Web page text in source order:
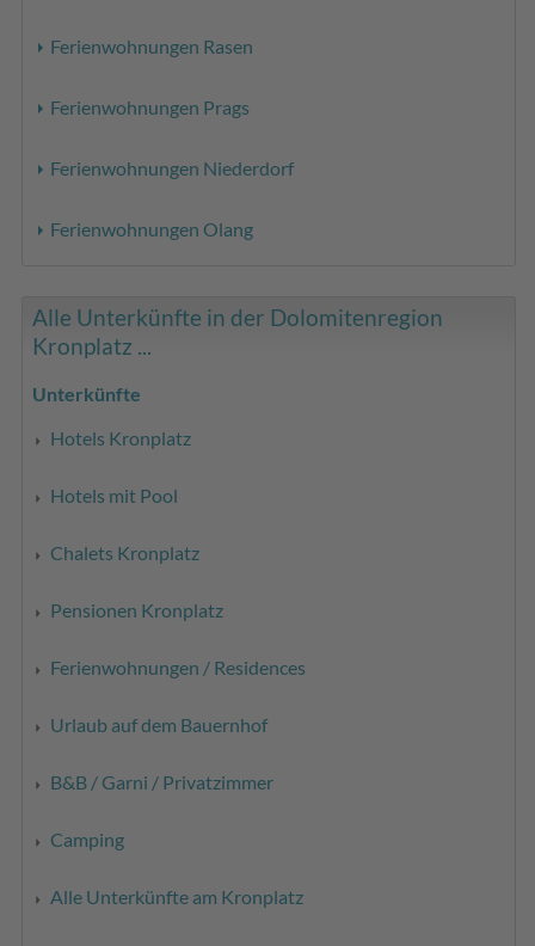
Ferienwohnungen Rasen
Ferienwohnungen Prags
Ferienwohnungen Niederdorf
Ferienwohnungen Olang
Alle Unterkünfte in der Dolomitenregion
Kronplatz ...
Unterkünfte
Hotels Kronplatz
Hotels mit Pool
Chalets Kronplatz
Pensionen Kronplatz
Ferienwohnungen / Residences
Urlaub auf dem Bauernhof
B&B / Garni / Privatzimmer
Camping
Alle Unterkünfte am Kronplatz